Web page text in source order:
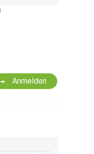
Anmelden